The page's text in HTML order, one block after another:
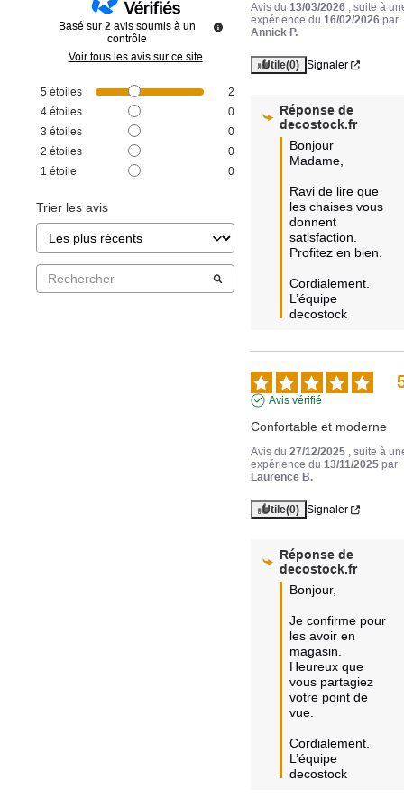
Basé sur 2 avis soumis à un
contrôle
Voir tous les avis sur ce site
5 étoiles
2
4 étoiles
0
3 étoiles
0
2 étoiles
0
1 étoile 0
Trier les avis
Avis du 13/03/2026 , suite à
expérience du 16/02/2026 par
Annick P.
Utile(0) Signaler
Réponse de
decostock.fr
Bonjour
Madame,
Ravi de lire que
les chaises vous
donnent
satisfaction.
Profitez en bien.
Cordialement.
L’équipe
decostock
Avis vérifié
Confortable et moderne
Avis du 27/12/2025 , suite à
expérience du 13/11/2025 par
Laurence B.
Utile(0) Signaler
Réponse de
decostock.fr
Bonjour,
Je confirme pour
les avoir en
magasin.
Heureux que
vous partagiez
votre point de
vue.
Cordialement.
L’équipe
decostock